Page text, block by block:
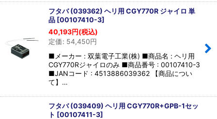
フタバ (039362) ヘリ用 CGY770R ジャイロ 単
品 [00107410-3]
40,193円(税込)
定価: 54,450円
■メーカー : 双葉電子工業(株) ■商品名 : ヘリ用
CGY770Rジャイロのみ ■商品番号 : 00107410-3
■JANコード : 4513886039362 【商品につい
て】…
フタバ (039409) ヘリ用 CGY770R+GPB-1セッ
ト [00107411-3]